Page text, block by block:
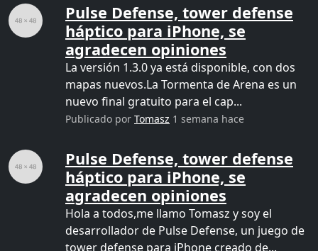
Pulse Defense, tower defense
háptico para iPhone, se
agradecen opiniones
La versión 1.3.0 ya está disponible, con dos
mapas nuevos.La Tormenta de Arena es un
nuevo final gratuito para el cap...
Publicado por Tomasz 1 semana hace
Pulse Defense, tower defense
háptico para iPhone, se
agradecen opiniones
Hola a todos,me llamo Tomasz y soy el
desarrollador de Pulse Defense, un juego de
tower defense para iPhone creado de...